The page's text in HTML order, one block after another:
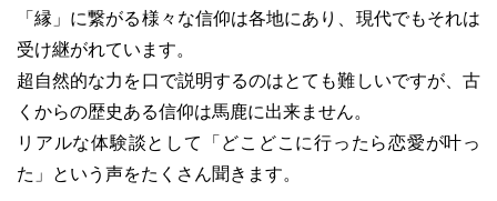
「縁」に繋がる様々な信仰は各地にあり、現代でもそれは
受け継がれています。
超自然的な力を口で説明するのはとても難しいですが、古
くからの歴史ある信仰は馬鹿に出来ません。
リアルな体験談として「どこどこに行ったら恋愛が叶っ
た」という声をたくさん聞きます。